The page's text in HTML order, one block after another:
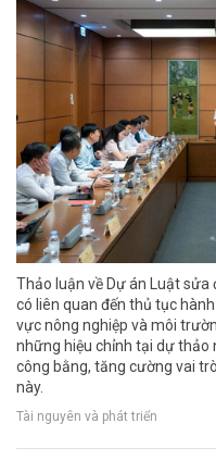
Thảo luận về Dự án Luật
có liên quan đến thủ tục
vực nông nghiệp và môi
những hiệu chỉnh tại dự
công bằng, tăng cường vai
này.
Tài nguyên và phát triển